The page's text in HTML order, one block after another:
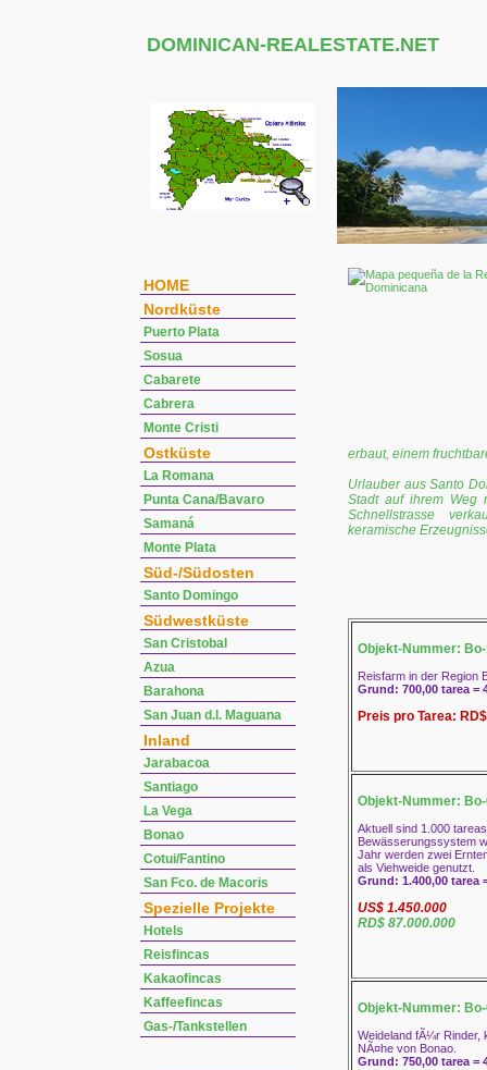
DOMINICAN-REALESTATE.NET
HOME
Nordküste
Puerto Plata
Sosua
Cabarete
Cabrera
Monte Cristi
Ostküste
La Romana
Punta Cana/Bavaro
Samaná
Monte Plata
Süd-/Südosten
Santo Domingo
Südwestküste
San Cristobal
Azua
Barahona
San Juan d.l. Maguana
Inland
Jarabacoa
Santiago
La Vega
Bonao
Cotui/Fantino
San Fco. de Macoris
Spezielle Projekte
Hotels
Reisfincas
Kakaofincas
Kaffeefincas
Gas-/Tankstellen
erbaut, einem
Urlauber aus Santo
Stadt auf ihrem Weg
Schnellstrasse
keramische
Objekt-Nummer:
Reisfarm in der Region
Grund: 700,00 tarea =
Preis pro Tarea:
Objekt-Nummer:
Aktuell sind 1.000
Bewässerungssystem
Jahr werden zwei
als Viehweide genutzt.
Grund: 1.400,00 tarea
US$ 1.450.000
RD$ 87.000.000
Objekt-Nummer:
Weideland fÃ¼r Rinder,
NÃ¤he von Bonao.
Grund: 750,00 tarea =